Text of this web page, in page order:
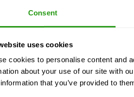
Consent
uses cookies
cookies to personalise content and
about your use of our site with
that you’ve provided to
analiza el panorama
de rendimiento para elaborar un
competencias y la verificación las
de competencias de OPITO?
de competencias de OPITO recae
Se trata de un proceso